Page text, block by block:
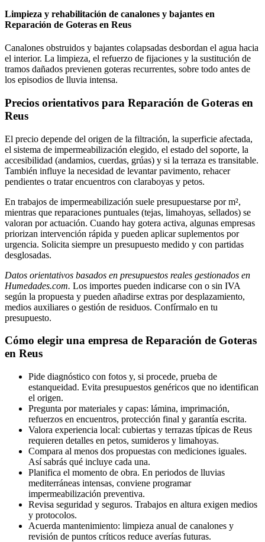
Limpieza y rehabilitación de canalones y bajantes en
Reparación de Goteras en Reus
Canalones obstruidos y bajantes colapsadas desbordan el agua hacia
el interior. La limpieza, el refuerzo de fijaciones y la sustitución de
tramos dañados previenen goteras recurrentes, sobre todo antes de
los episodios de lluvia intensa.
Precios orientativos para Reparación de Goteras en
Reus
El precio depende del origen de la filtración, la superficie afectada,
el sistema de impermeabilización elegido, el estado del soporte, la
accesibilidad (andamios, cuerdas, grúas) y si la terraza es transitable.
También influye la necesidad de levantar pavimento, rehacer
pendientes o tratar encuentros con claraboyas y petos.
En trabajos de impermeabilización suele presupuestarse por m²,
mientras que reparaciones puntuales (tejas, limahoyas, sellados) se
valoran por actuación. Cuando hay gotera activa, algunas empresas
priorizan intervención rápida y pueden aplicar suplementos por
urgencia. Solicita siempre un presupuesto medido y con partidas
desglosadas.
Datos orientativos basados en presupuestos reales gestionados en
Humedades.com. Los importes pueden indicarse con o sin IVA
según la propuesta y pueden añadirse extras por desplazamiento,
medios auxiliares o gestión de residuos. Confírmalo en tu
presupuesto.
Cómo elegir una empresa de Reparación de Goteras
en Reus
Pide diagnóstico con fotos y, si procede, prueba de
estanqueidad. Evita presupuestos genéricos que no identifican
el origen.
Pregunta por materiales y capas: lámina, imprimación,
refuerzos en encuentros, protección final y garantía escrita.
Valora experiencia local: cubiertas y terrazas típicas de Reus
requieren detalles en petos, sumideros y limahoyas.
Compara al menos dos propuestas con mediciones iguales.
Así sabrás qué incluye cada una.
Planifica el momento de obra. En periodos de lluvias
mediterráneas intensas, conviene programar
impermeabilización preventiva.
Revisa seguridad y seguros. Trabajos en altura exigen medios
y protocolos.
Acuerda mantenimiento: limpieza anual de canalones y
revisión de puntos críticos reduce averías futuras.